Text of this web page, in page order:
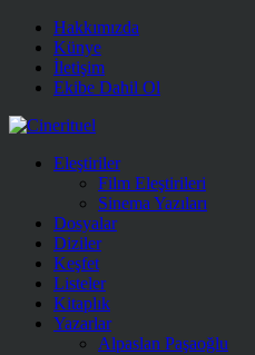
Hakkımızda
Künye
İletişim
Ekibe Dahil Ol
Eleştiriler
Film Eleştirileri
Sinema Yazıları
Dosyalar
Diziler
Keşfet
Listeler
Kitaplık
Yazarlar
Alpaslan Paşaoğlu